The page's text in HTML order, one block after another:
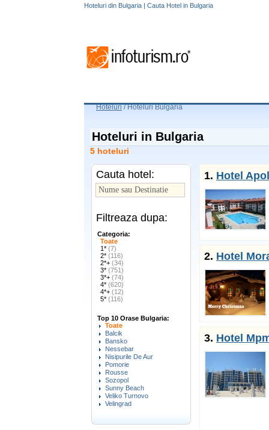
Hoteluri din Bulgaria | Cauta Hotel in Bulgaria
Hoteluri /Hoteluri Bulgaria
Hoteluri in Bulgaria
5 hoteluri
Cauta hotel:
Filtreaza dupa:
Categoria:
Toate
1* (7)
2* (116)
2*+ (34)
3* (751)
3*+ (74)
4* (620)
4*+ (12)
5* (116)
Top 10 Orase Bulgaria:
Toate
Balcik
Bansko
Nessebar
Nisipurile De Aur
Pomorie
Rousse
Sozopol
Sunny Beach
Veliko Turnovo
Velingrad
1. Hotel
2. Hotel
3. Hotel